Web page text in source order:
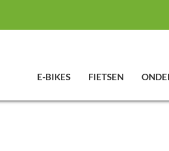
E-BIKES FIETSEN